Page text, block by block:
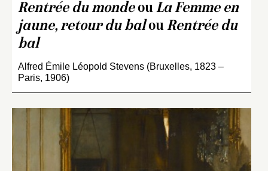
Rentrée du mondeou La Femme en
jaune, retour du balou Rentrée du
bal
Alfred Émile Léopold Stevens (Bruxelles, 1823 –
Paris, 1906)